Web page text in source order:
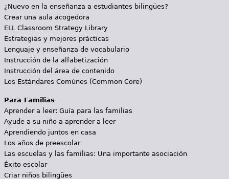
¿Nuevo en la enseñanza a estudiantes bilingües?
Crear una aula acogedora
ELL Classroom Strategy Library
Estrategias y mejores prácticas
Lenguaje y enseñanza de vocabulario
Instrucción de la alfabetización
Instrucción del área de contenido
Los Estándares Comúnes (Common Core)
Para Familias
Aprender a leer: Guía para las familias
Ayude a su niño a aprender a leer
Aprendiendo juntos en casa
Los años de preescolar
Las escuelas y las familias: Una importante asociación
Éxito escolar
Criar niños bilingües